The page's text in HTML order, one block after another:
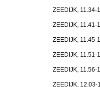
ZEEDIJK, 11.34-
ZEEDIJK, 11.41-
ZEEDIJK, 11.45-
ZEEDIJK, 11.51-
ZEEDIJK, 11.56-
ZEEDIJK, 12.03-